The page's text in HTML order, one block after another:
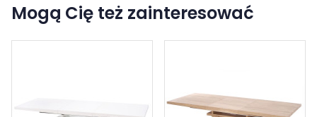
Mogą Cię też zainteresować